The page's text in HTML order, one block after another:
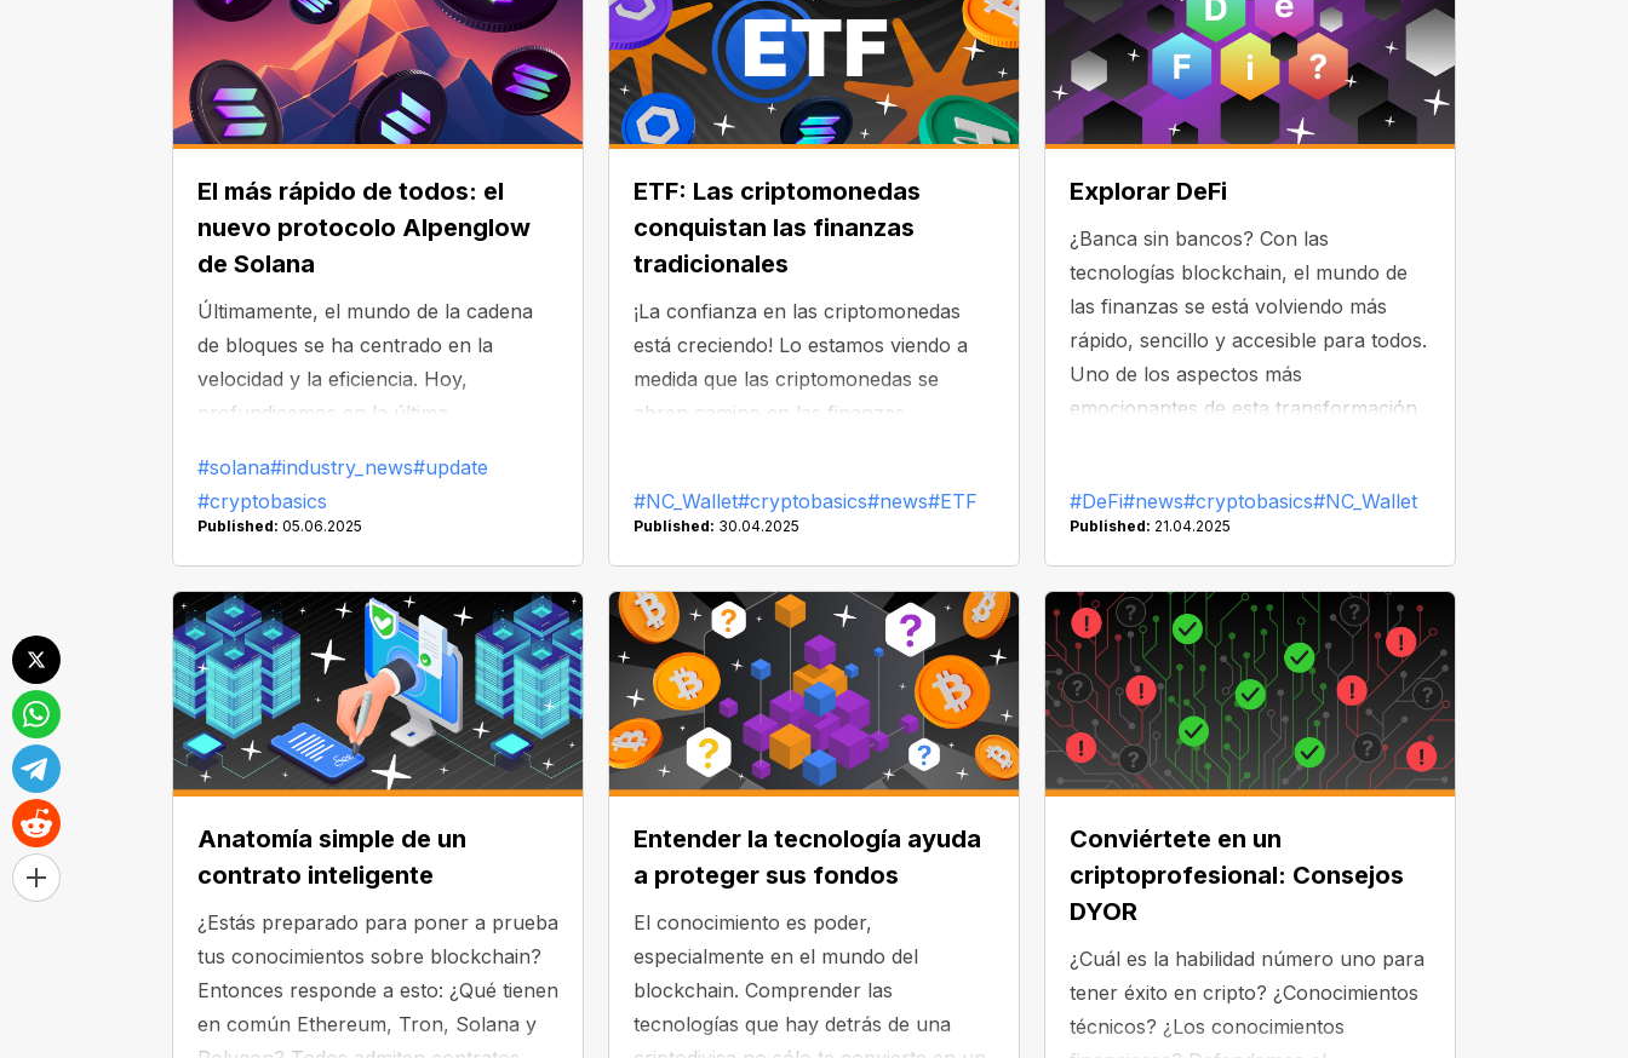
El más rápido de todos: el
nuevo protocolo Alpenglow
de Solana
Últimamente, el mundo de la cadena
de bloques se ha centrado en la
velocidad y la eficiencia. Hoy,
profundicemos en la última
Alpenglow. ¿Qué promete y cuándo se
espera? Solana es conocida como una
el equipo quería hacerlo aún mejor. Es
por eso que introdujeron un nuevo
sistema llamado protocolo Alpenglow
para reemplazar elAntiguo
mecanismo de consenso — un método
que utiliza la red para la confirmación
#solana#industry_news#update
#cryptobasics
Published: 05.06.2025
ETF: Las criptomonedas
conquistan las finanzas
tradicionales
¡La confianza en las criptomonedas
está creciendo! Lo estamos viendo a
medida que las criptomonedas se
abren camino en las finanzas
criptomonedas: 72 ETF están
Valores de Estados Unidos. Pero, ¿qué
es un ETF y en qué se diferencia de
las criptomonedas reales?
#NC_Wallet#cryptobasics#news#ETF
Published: 30.04.2025
Explorar DeFi
¿Banca sin bancos? Con las
tecnologías blockchain, el mundo de
las finanzas se está volviendo más
rápido, sencillo y accesible para todos.
Uno de los aspectos más
emocionantes de esta transformación
#DeFi#news#cryptobasics#NC_Wallet
Published: 21.04.2025
Anatomía simple de un
contrato inteligente
¿Estás preparado para poner a prueba
tus conocimientos sobre blockchain?
Entonces responde a esto: ¿Qué tienen
en común Ethereum, Tron, Solana y
Entender la tecnología ayuda
a proteger sus fondos
El conocimiento es poder,
especialmente en el mundo del
blockchain. Comprender las
tecnologías que hay detrás de una
Conviértete en un
criptoprofesional: Consejos
DYOR
¿Cuál es la habilidad número uno para
tener éxito en cripto? ¿Conocimientos
técnicos? ¿Los conocimientos